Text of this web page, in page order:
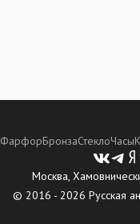
ФарфорБронзаСтеклоЧасы
Москва,
© 2016 - 2026 Русская